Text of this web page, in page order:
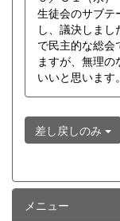
生徒会のサブテ
し、議決しま
で民主的な総会
ますが、無理
いいと思います。
差し戻しのみ
メニュー